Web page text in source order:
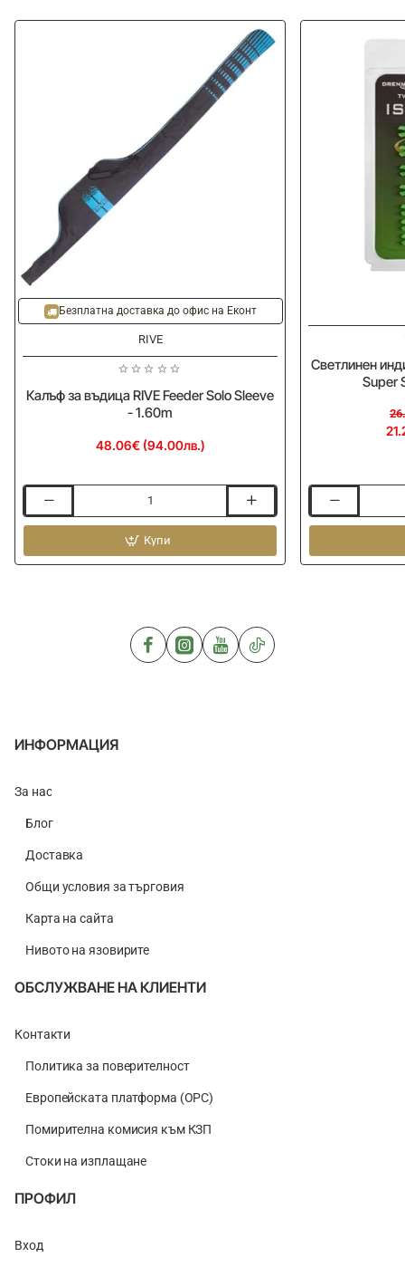
Безплатна доставка до офис на Еконт
RIVE
Калъф за въдица RIVE Feeder Solo Sleeve
- 1.60m
48.06€ (94.00лв.)
за
RIVE
Купи
Светлинен
Super
индикатор
връх
ИНФОРМАЦИЯ
За нас
Блог
Доставка
Общи условия за търговия
Карта на сайта
Нивото на язовирите
ОБСЛУЖВАНЕ НА КЛИЕНТИ
Контакти
Политика за поверителност
Европейската платформа (ОРС)
Помирителна комисия към КЗП
Стоки на изплащане
ПРОФИЛ
Вход